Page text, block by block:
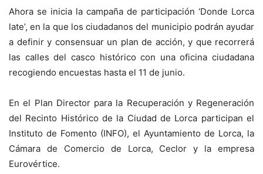
Ahora se inicia la campaña de participación ‘Donde Lorca
late’, en la que los ciudadanos del municipio podrán ayudar
a definir y consensuar un plan de acción, y que recorrerá
las calles del casco histórico con una oficina ciudadana
recogiendo encuestas hasta el 11 de junio.
En el Plan Director para la Recuperación y Regeneración
del Recinto Histórico de la Ciudad de Lorca participan el
Instituto de Fomento (INFO), el Ayuntamiento de Lorca, la
Cámara de Comercio de Lorca, Ceclor y la empresa
Eurovértice.